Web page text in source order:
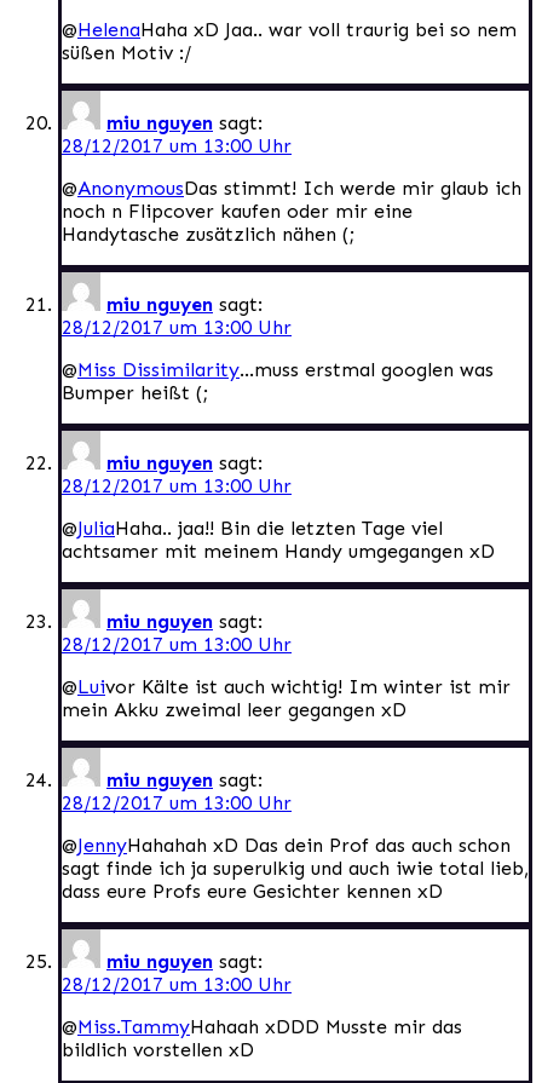
@HelenaHaha xD Jaa.. war voll traurig bei so nem
süßen Motiv :/
miu nguyen sagt:
28/12/2017 um 13:00 Uhr
@AnonymousDas stimmt! Ich werde mir glaub ich
noch n Flipcover kaufen oder mir eine
Handytasche zusätzlich nähen (;
miu nguyen sagt:
28/12/2017 um 13:00 Uhr
@Miss Dissimilarity…muss erstmal googlen was
Bumper heißt (;
miu nguyen sagt:
28/12/2017 um 13:00 Uhr
@JuliaHaha.. jaa!! Bin die letzten Tage viel
achtsamer mit meinem Handy umgegangen xD
miu nguyen sagt:
28/12/2017 um 13:00 Uhr
@Luivor Kälte ist auch wichtig! Im winter ist mir
mein Akku zweimal leer gegangen xD
miu nguyen sagt:
28/12/2017 um 13:00 Uhr
@JennyHahahah xD Das dein Prof das auch schon
sagt finde ich ja superulkig und auch iwie total lieb,
dass eure Profs eure Gesichter kennen xD
miu nguyen sagt:
28/12/2017 um 13:00 Uhr
@Miss.TammyHahaah xDDD Musste mir das
bildlich vorstellen xD